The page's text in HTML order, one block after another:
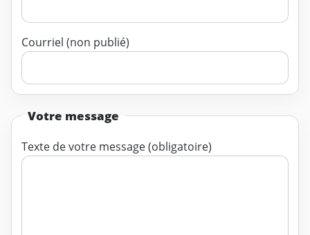
Courriel (non publié)
Votre message
Texte de votre message (obligatoire)